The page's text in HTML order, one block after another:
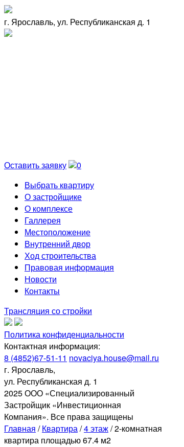
г. Ярославль, ул. Республиканская д. 1
Оставить заявку
0
Выбрать квартиру
О застройщике
О комплексе
Галлерея
Местоположение
Внутренний двор
Ход строительства
Правовая информация
Новости
Контакты
Трансляция со стройки
Политика конфиденциальности
Контактная информация:
8 (4852)67-51-11 novaciya.house@mail.ru
г. Ярославль,
ул. Республиканская д. 1
2025 ООО «Специализированный
Застройщик «Инвестиционная
Компания». Все права защищены
Главная /Квартира/4 этаж/2-комнатная
квартира площадью 67.4 м2